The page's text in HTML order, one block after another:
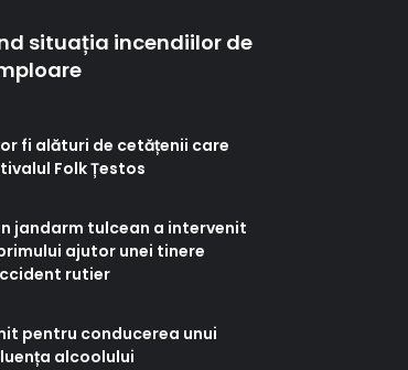
situația incendiilor de
fi alături de cetățenii care
Folk Țestos
jandarm tulcean a intervenit
ajutor unei tinere
rutier
pentru conducerea unui
alcoolului